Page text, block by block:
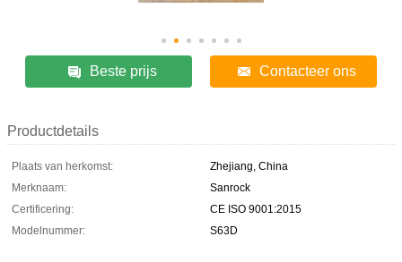
Beste prijs Contacteer ons
Productdetails
Plaats van herkomst:
Zhejiang, China
Merknaam:
Sanrock
Certificering:
CE ISO 9001:2015
Modelnummer:
S63D